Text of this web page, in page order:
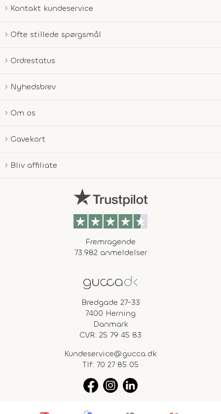
Kontakt kundeservice
Ofte stillede spørgsmål
Ordrestatus
Nyhedsbrev
Om os
Gavekort
Bliv affiliate
Fremragende
73.982 anmeldelser
Bredgade 27-33
7400 Herning
Danmark
CVR: 25 79 45 83
Kundeservice@gucca.dk
Tlf: 70 27 85 05